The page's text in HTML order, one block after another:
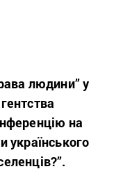
людини” у
на
українського